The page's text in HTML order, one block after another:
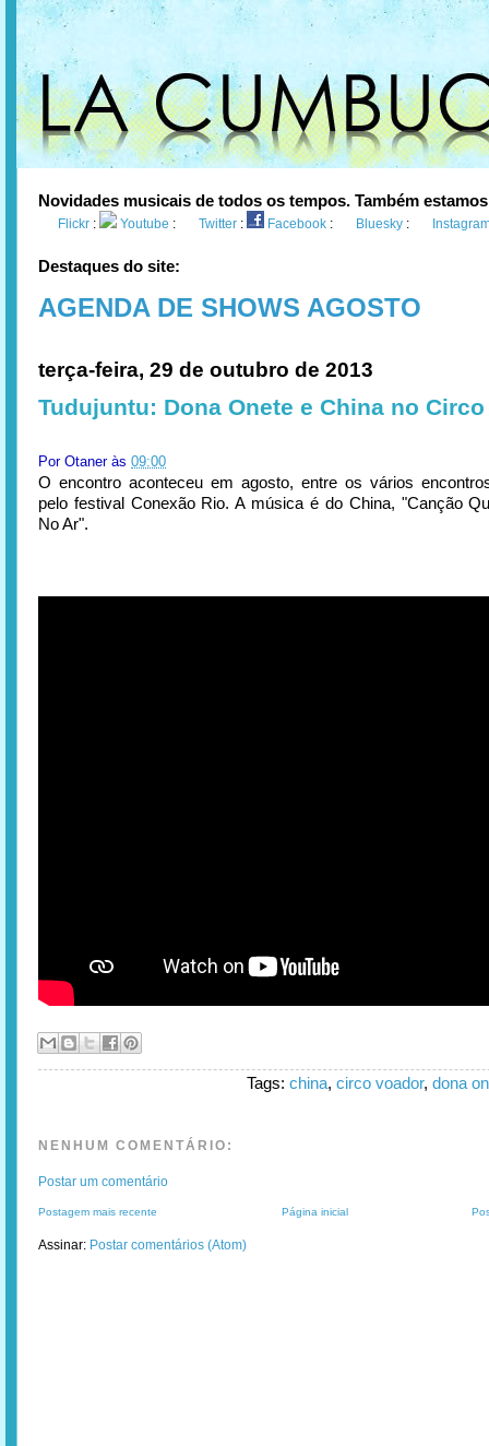
Novidades musicais de todos os tempos. Também
Flickr : Youtube : Twitter : Facebook : Bluesky :
Destaques do site:
AGENDA DE SHOWS AGOSTO
terça-feira, 29 de outubro de 2013
Tudujuntu: Dona Onete e China no Circo
Por Otaner às 09:00
O encontro aconteceu em agosto, entre os vários
pelo festival Conexão Rio. A música é do China, "Canção
No Ar".
Tags: china, circo voador, dona
NENHUM COMENTÁRIO:
Postar um comentário
Postagem mais recente Página inicial
Assinar: Postar comentários (Atom)